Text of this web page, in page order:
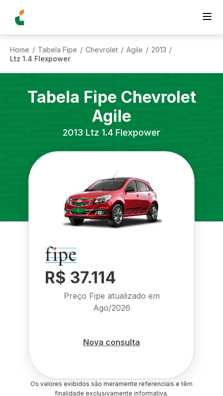
Home / Tabela Fipe / Chevrolet / Agile / 2013 /
Ltz 1.4 Flexpower
Tabela Fipe Chevrolet
Agile
2013 Ltz 1.4 Flexpower
R$ 37.114
Preço Fipe atualizado em
Ago/2026
Nova consulta
Os valores exibidos são meramente referenciais e têm
finalidade exclusivamente informativa.